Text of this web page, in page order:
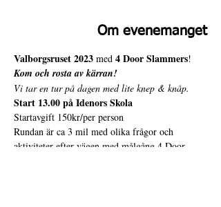
Om evenemanget
Valborgsruset 2023 med 4 Door Slammers!
Kom och rosta av kärran!
Vi tar en tur på dagen med lite knep & knåp.
Start 13.00 på Idenors Skola
Startavgift 150kr/per person
Rundan är ca 3 mil med olika frågor och
aktiviteter efter vägen med målgång 4 Door